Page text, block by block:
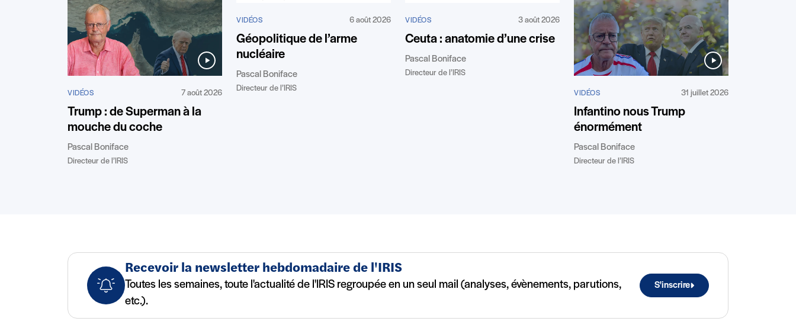
VIDÉOS 7 août 2026
Trump : de Superman à la
mouche du coche
Pascal Boniface
Directeur de l’IRIS
VIDÉOS 6 août 2026
Géopolitique de l’arme
nucléaire
Pascal Boniface
Directeur de l’IRIS
VIDÉOS 3 août 2026
Ceuta : anatomie d’une crise
Pascal Boniface
Directeur de l’IRIS
VIDÉOS 31 juillet 2026
Infantino nous Trump
énormément
Pascal Boniface
Directeur de l’IRIS
Recevoir la newsletter hebdomadaire de l'IRIS
Toutes les semaines, toute l'actualité de l'IRIS regroupée en un seul mail (analyses, évènements, parutions,
etc.).
S'inscrire